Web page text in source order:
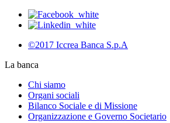
©2017 Iccrea Banca S.p.A
La banca
Chi siamo
Organi sociali
Bilanco Sociale e di Missione
Organizzazione e Governo Societario